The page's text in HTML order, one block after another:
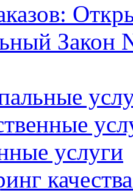
Закон
услуги